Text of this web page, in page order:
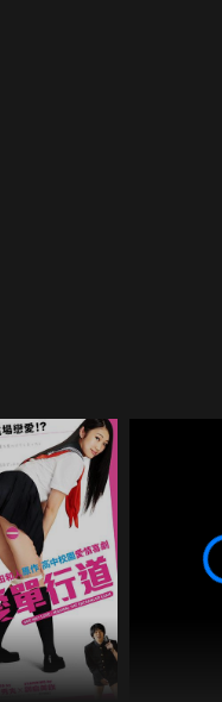
排兩人又走在一